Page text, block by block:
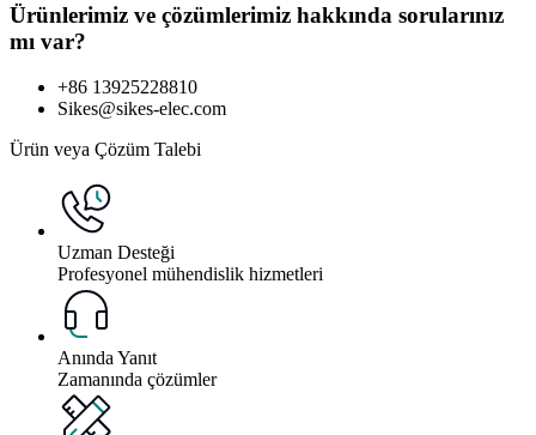
Ürünlerimiz ve çözümlerimiz hakkında sorularınız
mı var?
+86 13925228810
Sikes@sikes-elec.com
Ürün veya Çözüm Talebi
Uzman Desteği
Profesyonel mühendislik hizmetleri
Anında Yanıt
Zamanında çözümler